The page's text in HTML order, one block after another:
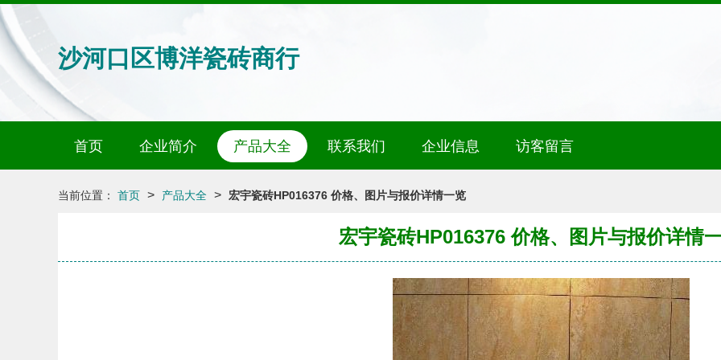
沙河口区博洋瓷砖商行
首页 企业简介 产品大全 联系我们 企业信息 访客留言
当前位置： 首页 > 产品大全 > 宏宇瓷砖HP016376 价格、图片与报价详情一览
宏宇瓷砖HP016376 价格、图片与报价详情